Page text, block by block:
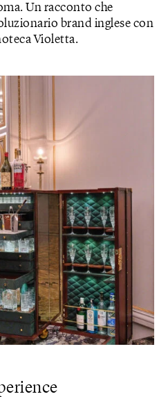
Un racconto che
brand inglese con
Violetta.